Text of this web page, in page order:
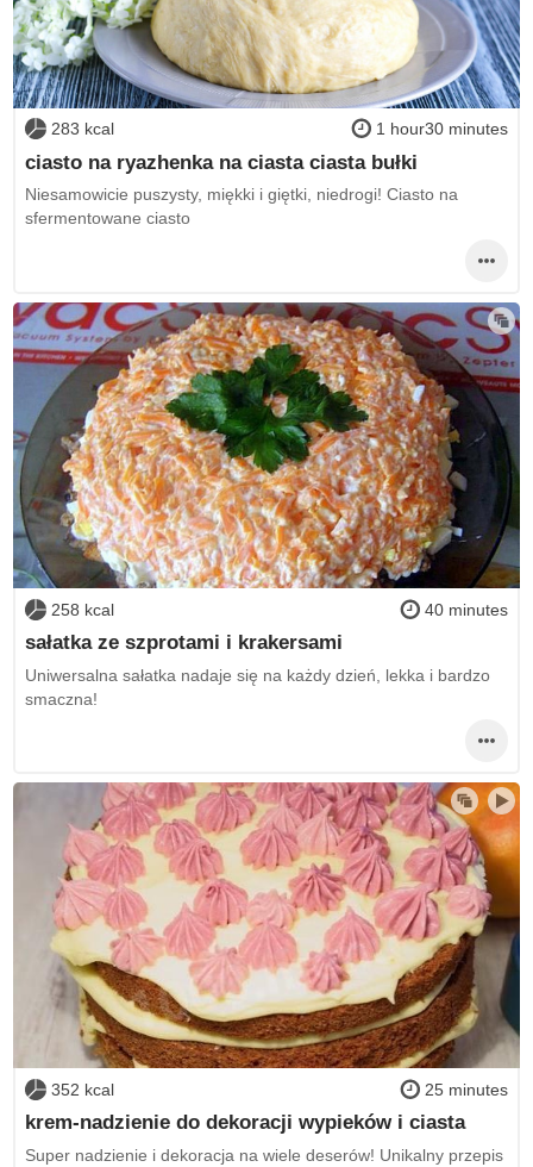
283 kcal 1 hour30 minutes
ciasto na ryazhenka na ciasta ciasta bułki
Niesamowicie puszysty, miękki i giętki, niedrogi! Ciasto na
sfermentowane ciasto
258 kcal 40 minutes
sałatka ze szprotami i krakersami
Uniwersalna sałatka nadaje się na każdy dzień, lekka i bardzo
smaczna!
352 kcal 25 minutes
krem-nadzienie do dekoracji wypieków i ciasta
Super nadzienie i dekoracja na wiele deserów! Unikalny przepis